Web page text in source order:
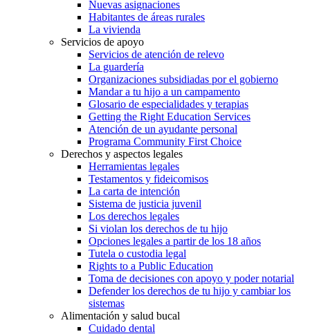
Nuevas asignaciones
Habitantes de áreas rurales
La vivienda
Servicios de apoyo
Servicios de atención de relevo
La guardería
Organizaciones subsidiadas por el gobierno
Mandar a tu hijo a un campamento
Glosario de especialidades y terapias
Getting the Right Education Services
Atención de un ayudante personal
Programa Community First Choice
Derechos y aspectos legales
Herramientas legales
Testamentos y fideicomisos
La carta de intención
Sistema de justicia juvenil
Los derechos legales
Si violan los derechos de tu hijo
Opciones legales a partir de los 18 años
Tutela o custodia legal
Rights to a Public Education
Toma de decisiones con apoyo y poder notarial
Defender los derechos de tu hijo y cambiar los
sistemas
Alimentación y salud bucal
Cuidado dental